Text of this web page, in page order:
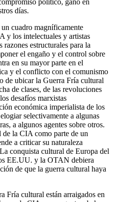
días.
cuadro magníficamente
y los intelectuales y artistas
estructurales para la
el engaño y el control sobre
en su mayor parte en el
y el conflicto con el comunismo
de ubicar la Guerra Fría cultural
de clases, de las revoluciones
desafíos marxistas
económica imperialista de los
selectivamente a algunas
a algunos agentes sobre otros.
la CIA como parte de un
a criticar su naturaleza
conquista cultural de Europa del
EE.UU. y la OTAN debiera
de que la guerra cultural haya
Fría cultural están arraigados en